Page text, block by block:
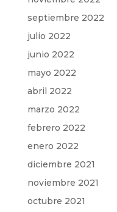
septiembre 2022
julio 2022
junio 2022
mayo 2022
abril 2022
marzo 2022
febrero 2022
enero 2022
diciembre 2021
noviembre 2021
octubre 2021